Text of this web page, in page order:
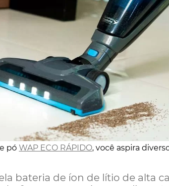
pó WAP ECO RÁPIDO, você aspira
bateria de íon de lítio de alta